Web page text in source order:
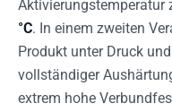
Aktivierungstemperatur
°C. In einem zweiten
Produkt unter Druck
vollständiger
extrem hohe